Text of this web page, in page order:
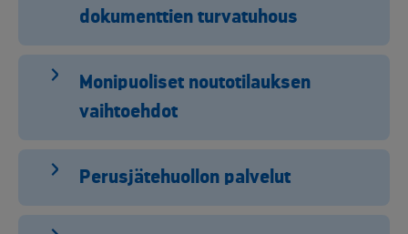
dokumenttien turvatuhous
Monipuoliset noutotilauksen
vaihtoehdot
Perusjätehuollon palvelut